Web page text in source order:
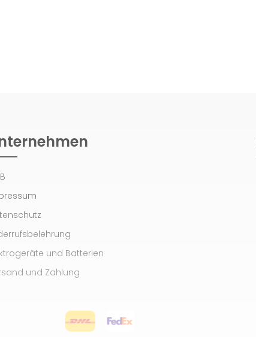
und Batterien
und Zahlung